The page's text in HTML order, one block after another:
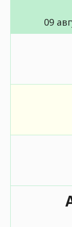
09